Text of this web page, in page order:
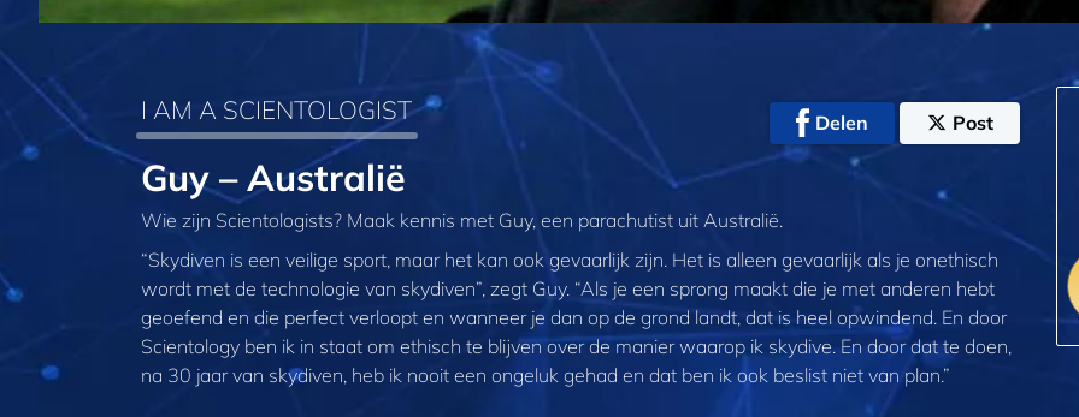
I AM A SCIENTOLOGIST Delen Post
Guy – Australië
Wie zijn Scientologists? Maak kennis met Guy, een parachutist uit Australië.
“Skydiven is een veilige sport, maar het kan ook gevaarlijk zijn. Het is alleen gevaarlijk als je onethisch
wordt met de technologie van skydiven”, zegt Guy. “Als je een sprong maakt die je met anderen hebt
geoefend en die perfect verloopt en wanneer je dan op de grond landt, dat is heel opwindend. En door
Scientology ben ik in staat om ethisch te blijven over de manier waarop ik skydive. En door dat te doen,
na 30 jaar van skydiven, heb ik nooit een ongeluk gehad en dat ben ik ook beslist niet van plan.”